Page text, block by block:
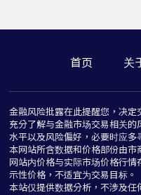
首页 关
金融风险批露在此提醒您，决定
充分了解与金融市场交易相关
水平以及风险偏好，必要时应多
本网站所含数据和价格部份由市
网站内价格与实际市场价格行
示性价格，不适宜为交易目标。
本站仅提供数据分析，不涉及